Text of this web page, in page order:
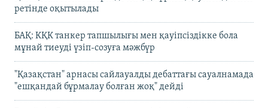
ретінде оқытылады
БАҚ: КҚК танкер тапшылығы мен қауіпсіздікке бола
мұнай тиеуді үзіп-созуға мәжбүр
"Қазақстан" арнасы сайлауалды дебаттағы сауалнамада
"ешқандай бұрмалау болған жоқ" дейді